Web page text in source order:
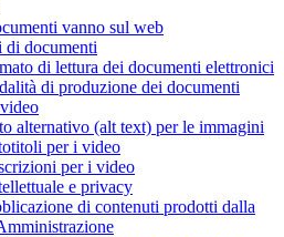
vanno sul web
di documenti
di lettura dei documenti elettronici
di produzione dei documenti
alternativo (alt text) per le immagini
per i video
per i video
e privacy
di contenuti prodotti dalla